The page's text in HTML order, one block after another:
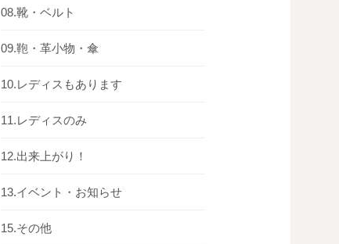
08.靴・ベルト
09.鞄・革小物・傘
10.レディスもあります
11.レディスのみ
12.出来上がり！
13.イベント・お知らせ
15.その他